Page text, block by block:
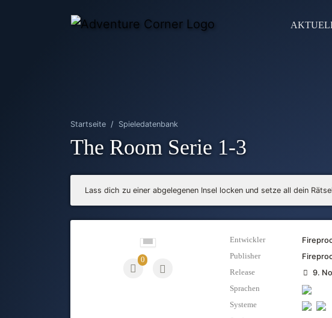
Startseite Spieledatenbank
The Room Serie 1-3
Lass dich zu einer abgelegenen Insel locken und setze all dein
0
Entwickler
Publisher
Release 9.
Sprachen
Systeme